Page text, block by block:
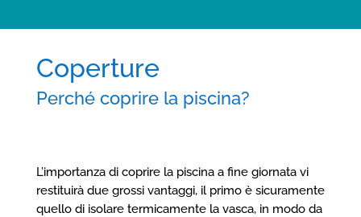
Coperture
Perché coprire la piscina?
L’importanza di coprire la piscina a fine giornata vi
restituirà due grossi vantaggi, il primo è sicuramente
quello di isolare termicamente la vasca, in modo da